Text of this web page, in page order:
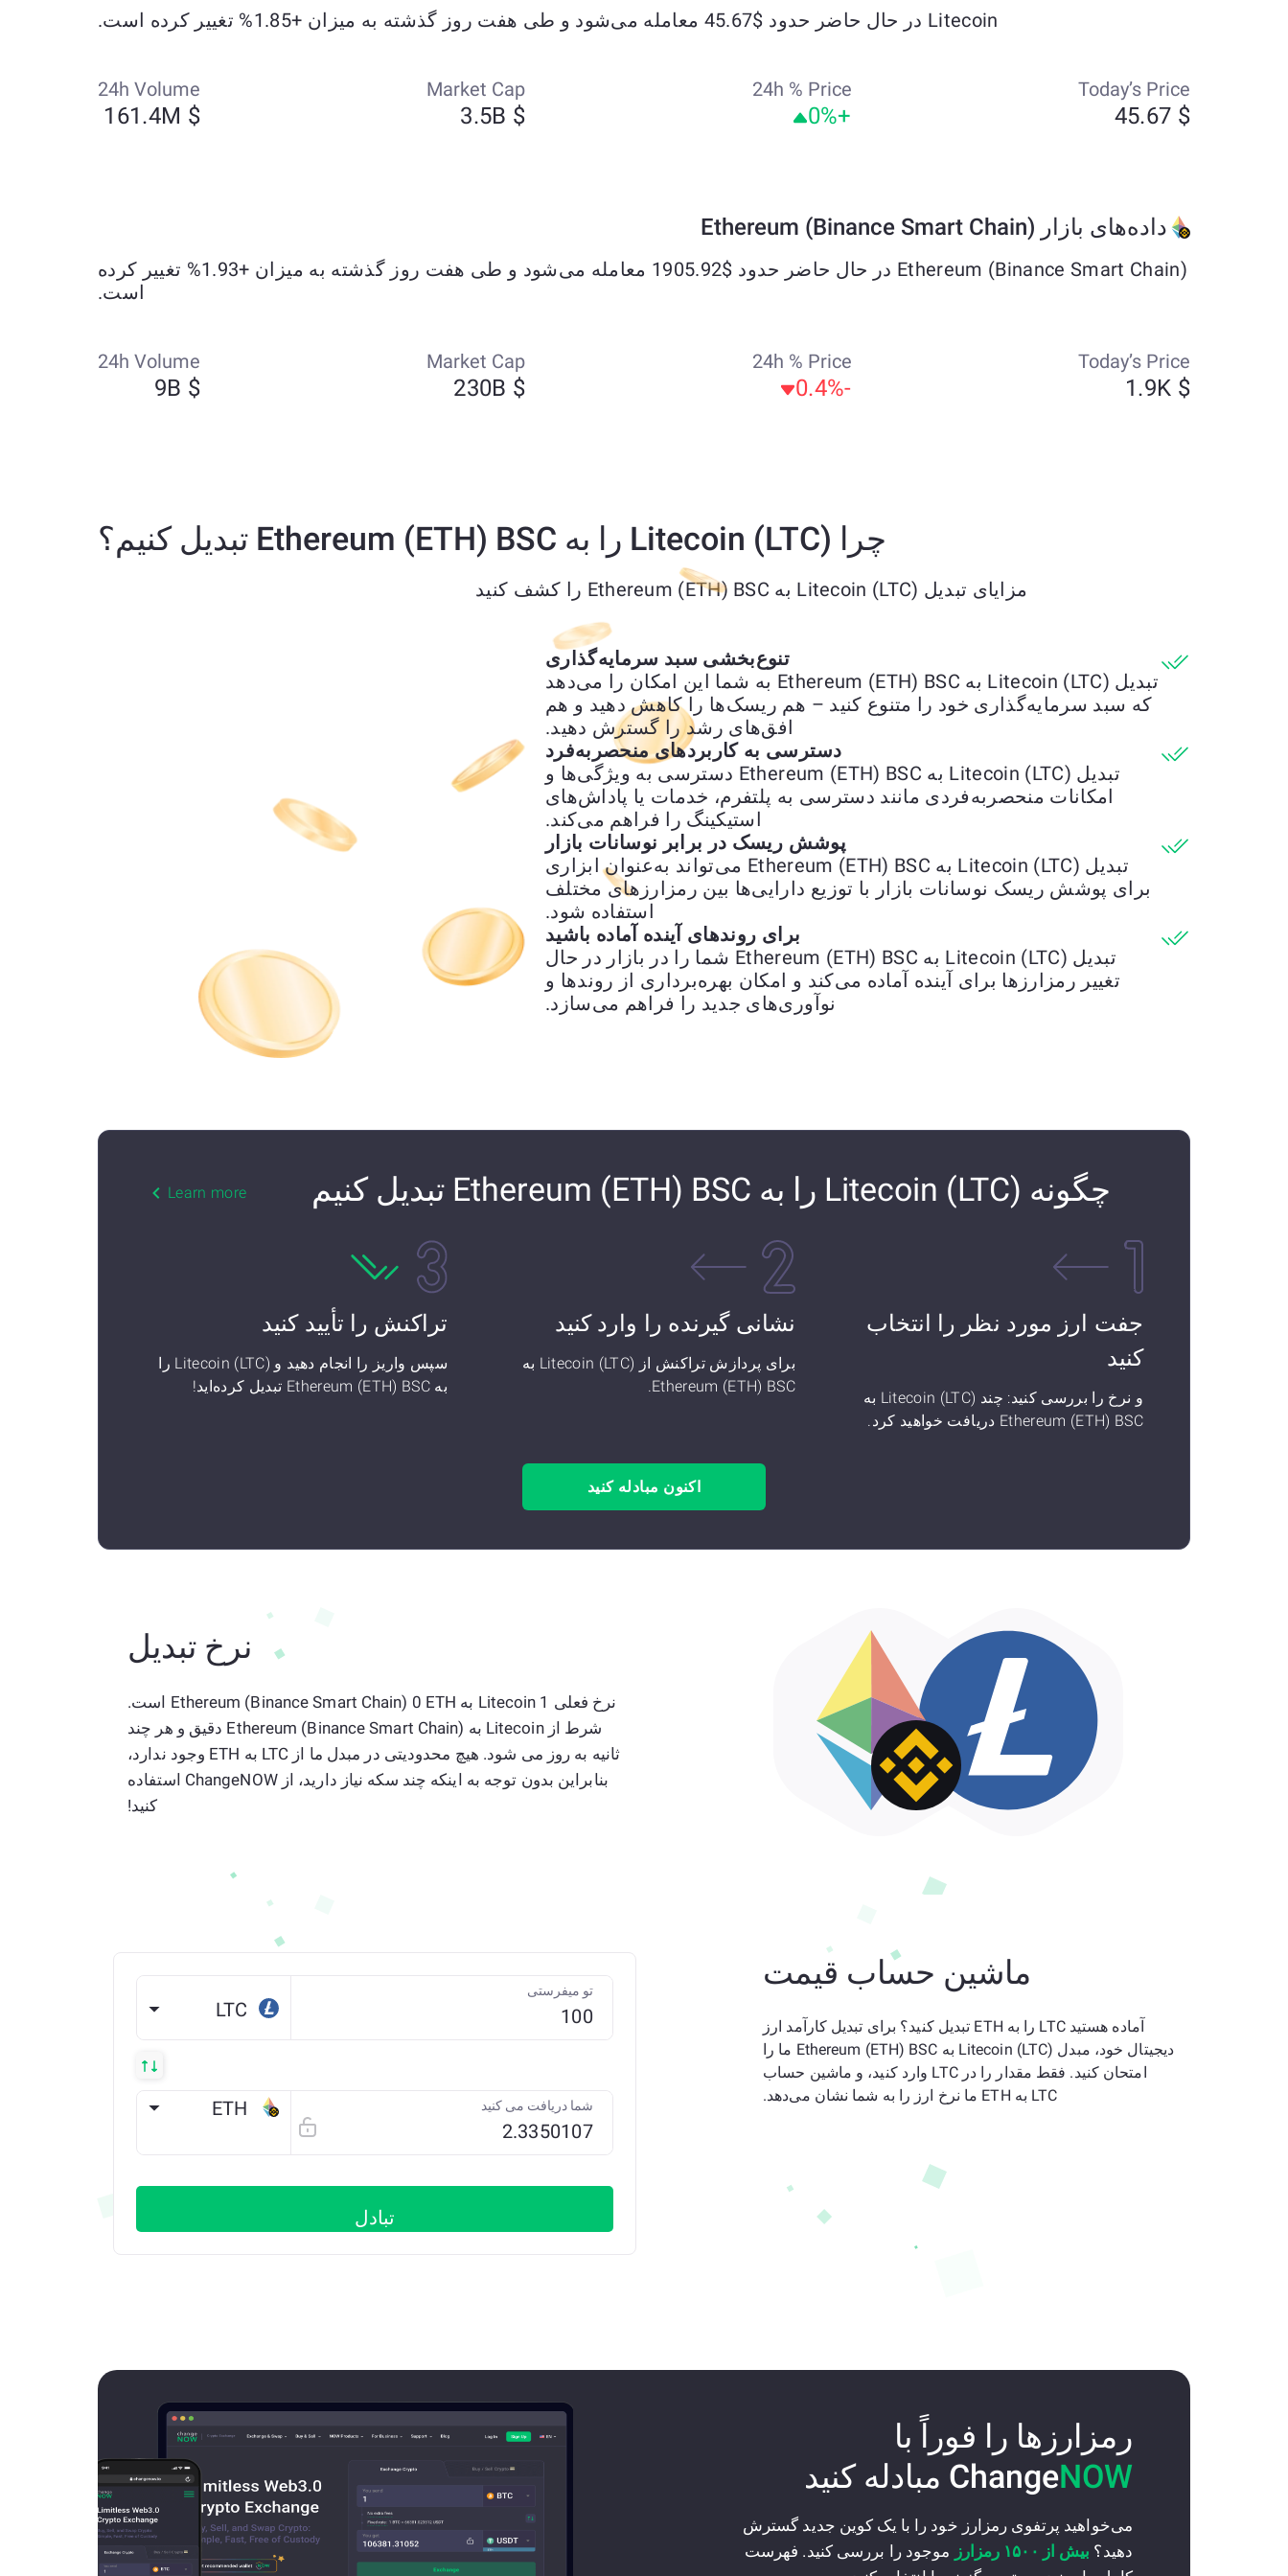
Litecoin در حال حاضر حدود $45.67 معامله می‌شود و طی هفت روز گذشته به میزان +1.85% تغییر کرده است.
Today’s Price
$ 45.67
24h % Price
+0%
Market Cap
$ 3.5B
24h Volume
$ 161.4M
داده‌های بازار Ethereum (Binance Smart Chain)
Ethereum (Binance Smart Chain) در حال حاضر حدود $1905.92 معامله می‌شود و طی هفت روز گذشته به میزان +1.93% تغییر کرده
است.
Today’s Price
$ 1.9K
24h % Price
-0.4%
Market Cap
$ 230B
24h Volume
$ 9B
چرا Litecoin (LTC) را به Ethereum (ETH) BSC تبدیل کنیم؟
مزایای تبدیل Litecoin (LTC) به Ethereum (ETH) BSC را کشف کنید
تنوع‌بخشی سبد سرمایه‌گذاری
تبدیل Litecoin (LTC) به Ethereum (ETH) BSC به شما این امکان را می‌دهد
که سبد سرمایه‌گذاری خود را متنوع کنید – هم ریسک‌ها را کاهش دهید و هم
افق‌های رشد را گسترش دهید.
دسترسی به کاربردهای منحصربه‌فرد
تبدیل Litecoin (LTC) به Ethereum (ETH) BSC دسترسی به ویژگی‌ها و
امکانات منحصربه‌فردی مانند دسترسی به پلتفرم، خدمات یا پاداش‌های
استیکینگ را فراهم می‌کند.
پوشش ریسک در برابر نوسانات بازار
تبدیل Litecoin (LTC) به Ethereum (ETH) BSC می‌تواند به‌عنوان ابزاری
برای پوشش ریسک نوسانات بازار با توزیع دارایی‌ها بین رمزارزهای مختلف
استفاده شود.
برای روندهای آینده آماده باشید
تبدیل Litecoin (LTC) به Ethereum (ETH) BSC شما را در بازار در حال
تغییر رمزارزها برای آینده آماده می‌کند و امکان بهره‌برداری از روندها و
نوآوری‌های جدید را فراهم می‌سازد.
چگونه Litecoin (LTC) را به Ethereum (ETH) BSC تبدیل کنیم Learn more
جفت ارز مورد نظر را انتخاب
کنید
و نرخ را بررسی کنید: چند Litecoin (LTC) به
Ethereum (ETH) BSC دریافت خواهید کرد.
نشانی گیرنده را وارد کنید
برای پردازش تراکنش از Litecoin (LTC) به
Ethereum (ETH) BSC.
تراکنش را تأیید کنید
سپس واریز را انجام دهید و Litecoin (LTC) را
به Ethereum (ETH) BSC تبدیل کرده‌اید!
اکنون مبادله کنید
نرخ تبدیل
نرخ فعلی 1 Litecoin به Ethereum (Binance Smart Chain) 0 ETH است.
شرط از Litecoin به Ethereum (Binance Smart Chain) دقیق و هر چند
ثانیه به روز می شود. هیچ محدودیتی در مبدل ما از LTC به ETH وجود ندارد،
بنابراین بدون توجه به اینکه چند سکه نیاز دارید، از ChangeNOW استفاده
کنید!
ماشین حساب قیمت
آماده هستید LTC را به ETH تبدیل کنید؟ برای تبدیل کارآمد ارز
دیجیتال خود، مبدل Litecoin (LTC) به Ethereum (ETH) BSC ما را
امتحان کنید. فقط مقدار را در LTC وارد کنید، و ماشین حساب
LTC به ETH ما نرخ ارز را به شما نشان می‌دهد.
تو میفرستی
LTC
شما دریافت می کنید ETH
تبادل
رمزارزها را فوراً با
ChangeNOW مبادله کنید
می‌خواهید پرتفوی رمزارز خود را با یک کوین جدید گسترش
دهید؟ بیش از ۱۵۰۰ رمزارز
موجود را بررسی کنید. فهرست